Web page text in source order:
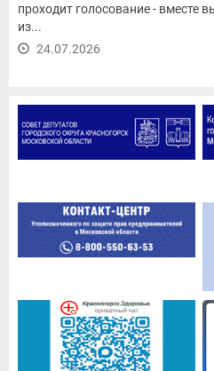
проходит голосование - вместе
из...
24.07.2026